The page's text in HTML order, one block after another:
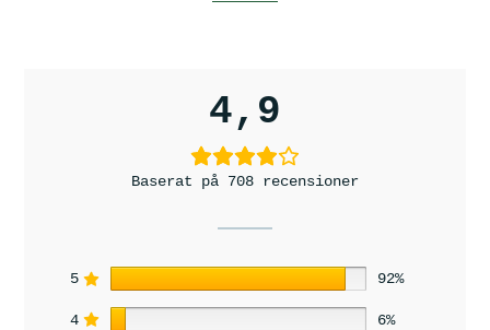
4,9
Baserat på 708 recensioner
5 92%
4 6%